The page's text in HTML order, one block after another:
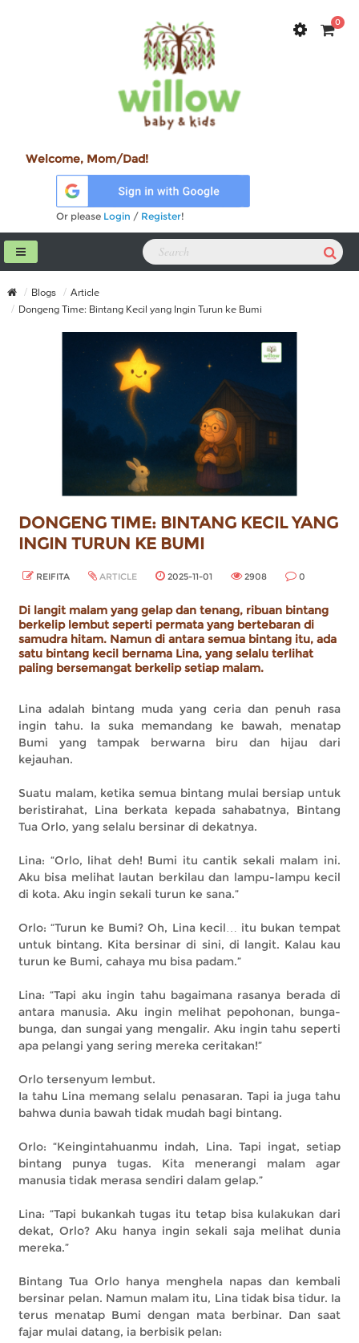
0
Welcome, Mom/Dad!
Or please Login / Register!
Blogs
Article
Dongeng Time: Bintang Kecil yang Ingin Turun ke Bumi
DONGENG TIME: BINTANG KECIL YANG
INGIN TURUN KE BUMI
REIFITA ARTICLE 2025-11-01 2908 0
Di langit malam yang gelap dan tenang, ribuan bintang
berkelip lembut seperti permata yang bertebaran di
samudra hitam. Namun di antara semua bintang itu, ada
satu bintang kecil bernama Lina, yang selalu terlihat
paling bersemangat berkelip setiap malam.
Lina adalah bintang muda yang ceria dan penuh rasa
ingin tahu. Ia suka memandang ke bawah, menatap
Bumi yang tampak berwarna biru dan hijau dari
kejauhan.
Suatu malam, ketika semua bintang mulai bersiap untuk
beristirahat, Lina berkata kepada sahabatnya, Bintang
Tua Orlo, yang selalu bersinar di dekatnya.
Lina: “Orlo, lihat deh! Bumi itu cantik sekali malam ini.
Aku bisa melihat lautan berkilau dan lampu-lampu kecil
di kota. Aku ingin sekali turun ke sana.”
Orlo: “Turun ke Bumi? Oh, Lina kecil… itu bukan tempat
untuk bintang. Kita bersinar di sini, di langit. Kalau kau
turun ke Bumi, cahaya mu bisa padam.”
Lina: “Tapi aku ingin tahu bagaimana rasanya berada di
antara manusia. Aku ingin melihat pepohonan, bunga-
bunga, dan sungai yang mengalir. Aku ingin tahu seperti
apa pelangi yang sering mereka ceritakan!”
Orlo tersenyum lembut.
Ia tahu Lina memang selalu penasaran. Tapi ia juga tahu
bahwa dunia bawah tidak mudah bagi bintang.
Orlo: “Keingintahuanmu indah, Lina. Tapi ingat, setiap
bintang punya tugas. Kita menerangi malam agar
manusia tidak merasa sendiri dalam gelap.”
Lina: “Tapi bukankah tugas itu tetap bisa kulakukan dari
dekat, Orlo? Aku hanya ingin sekali saja melihat dunia
mereka.”
Bintang Tua Orlo hanya menghela napas dan kembali
bersinar pelan. Namun malam itu, Lina tidak bisa tidur. Ia
terus menatap Bumi dengan mata berbinar. Dan saat
fajar mulai datang, ia berbisik pelan: